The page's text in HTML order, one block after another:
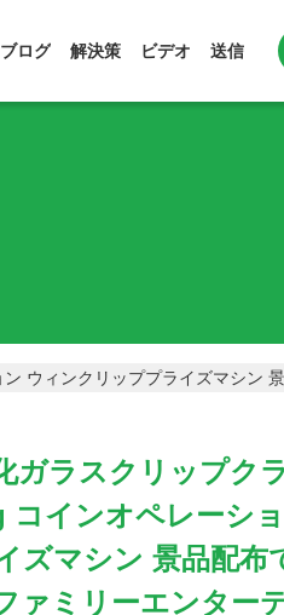
ブログ 解決策 ビデオ 送信
ウィンクリッププライズマシン
ガラスクリップク
コインオペレーシ
ズマシン 景品配布
ァミリーエンター